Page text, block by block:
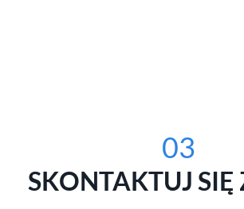
03
SKONTAKTUJ